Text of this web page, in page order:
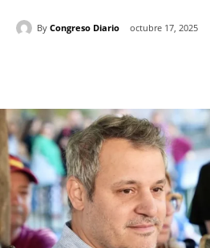
By Congreso Diario octubre 17, 2025